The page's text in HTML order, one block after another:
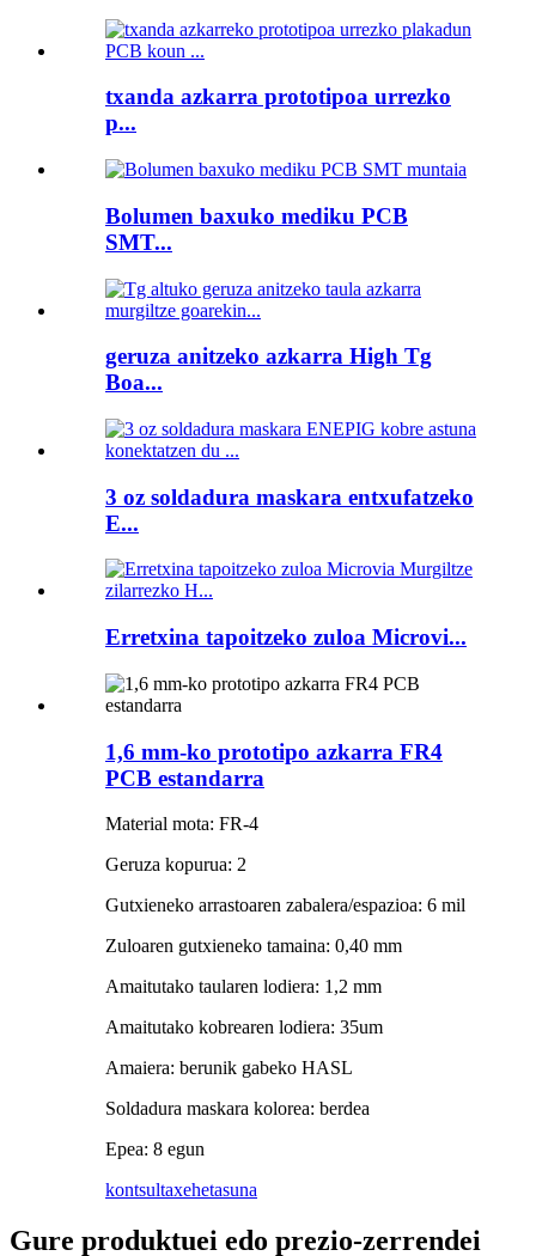
txanda azkarra prototipoa urrezko
p...
Bolumen baxuko mediku PCB
SMT...
geruza anitzeko azkarra High Tg
Boa...
3 oz soldadura maskara entxufatzeko
E...
Erretxina tapoitzeko zuloa Microvi...
1,6 mm-ko prototipo azkarra FR4
PCB estandarra
Material mota: FR-4
Geruza kopurua: 2
Gutxieneko arrastoaren zabalera/espazioa: 6 mil
Zuloaren gutxieneko tamaina: 0,40 mm
Amaitutako taularen lodiera: 1,2 mm
Amaitutako kobrearen lodiera: 35um
Amaiera: berunik gabeko HASL
Soldadura maskara kolorea: berdea
Epea: 8 egun
kontsultaxehetasuna
Gure produktuei edo prezio-zerrendei